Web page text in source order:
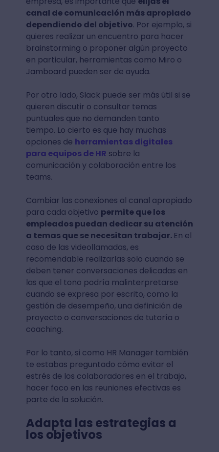
canal de comunicación más apropiado
dependiendo del objetivo. Por ejemplo, si
quieres realizar un encuentro para hacer
brainstorming o proponer algún proyecto
en particular, herramientas como Miro o
Jamboard pueden ser de ayuda.
Por otro lado, Slack puede ser más útil si se
quieren discutir o consultar temas
puntuales que no demanden tanto
tiempo. Lo cierto es que hay muchas
opciones de herramientas digitales
para equipos de HR sobre la
comunicación y colaboración entre los
teams.
Cambiar las conexiones al canal apropiado
para cada objetivo permite que los
empleados puedan dedicar su atención
a temas que se necesitan trabajar. En el
caso de las videollamadas, es
recomendable realizarlas solo cuando se
deben tener conversaciones delicadas en
las que el tono podría malinterpretarse
cuando se expresa por escrito, como la
gestión de desempeño, una definición de
proyecto o conversaciones de tutoría o
coaching.
Por lo tanto, si como HR Manager también
te estabas preguntado cómo evitar el
estrés de los colaboradores en el trabajo,
hacer foco en las reuniones efectivas es
parte de la solución.
Adapta las estrategias a
los objetivos